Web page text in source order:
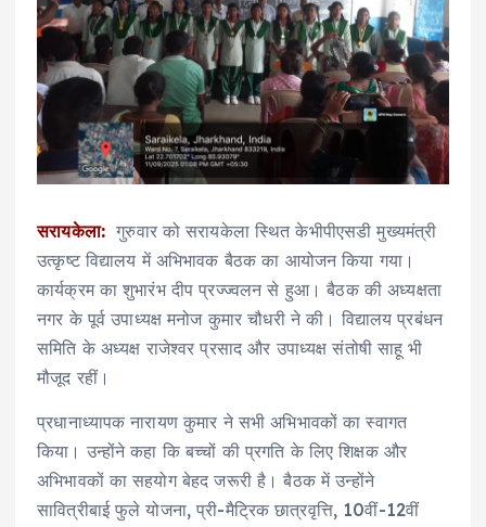
सरायकेला: गुरुवार को सरायकेला स्थित केभीपीएसडी मुख्यमंत्री
उत्कृष्ट विद्यालय में अभिभावक बैठक का आयोजन किया गया।
कार्यक्रम का शुभारंभ दीप प्रज्ज्वलन से हुआ। बैठक की अध्यक्षता
नगर के पूर्व उपाध्यक्ष मनोज कुमार चौधरी ने की। विद्यालय प्रबंधन
समिति के अध्यक्ष राजेश्वर प्रसाद और उपाध्यक्ष संतोषी साहू भी
मौजूद रहीं।
प्रधानाध्यापक नारायण कुमार ने सभी अभिभावकों का स्वागत
किया। उन्होंने कहा कि बच्चों की प्रगति के लिए शिक्षक और
अभिभावकों का सहयोग बेहद जरूरी है। बैठक में उन्होंने
सावित्रीबाई फुले योजना, प्री-मैट्रिक छात्रवृत्ति, 10वीं-12वीं